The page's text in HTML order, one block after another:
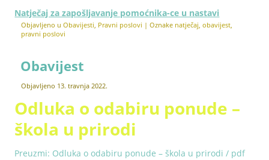
Natječaj za zapošljavanje pomoćnika-ce u nastavi
Objavljeno u Obavijesti, Pravni poslovi |Oznake natječaj,obavijest,
pravni poslovi
Obavijest
Objavljeno 13. travnja 2022.
Odluka o odabiru ponude –
škola u prirodi
Preuzmi: Odluka o odabiru ponude – škola u prirodi / pdf